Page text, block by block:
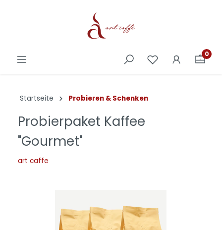
0
Startseite Probieren & Schenken
Probierpaket Kaffee
"Gourmet"
art caffe